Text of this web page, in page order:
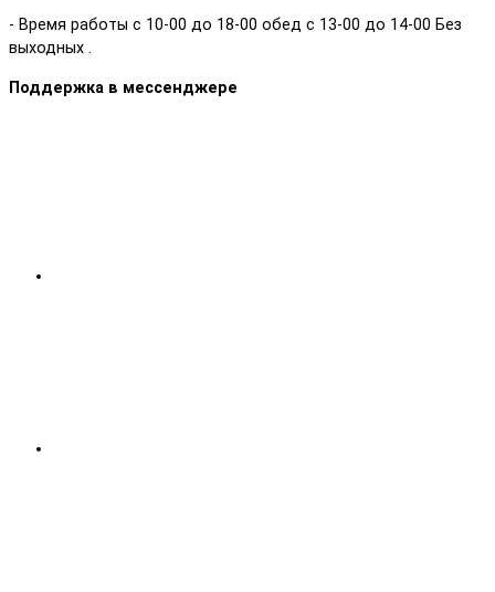
- Время работы с 10-00 до 18-00 обед с 13-00 до 14-00 Без
выходных .
Поддержка в мессенджере